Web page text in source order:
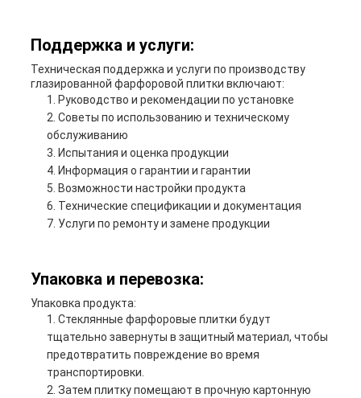
Поддержка и услуги:
Техническая поддержка и услуги по производству
глазированной фарфоровой плитки включают:
Руководство и рекомендации по установке
Советы по использованию и техническому
обслуживанию
Испытания и оценка продукции
Информация о гарантии и гарантии
Возможности настройки продукта
Технические спецификации и документация
Услуги по ремонту и замене продукции
Упаковка и перевозка:
Упаковка продукта:
Стеклянные фарфоровые плитки будут
тщательно завернуты в защитный материал, чтобы
предотвратить повреждение во время
транспортировки.
Затем плитку помещают в прочную картонную